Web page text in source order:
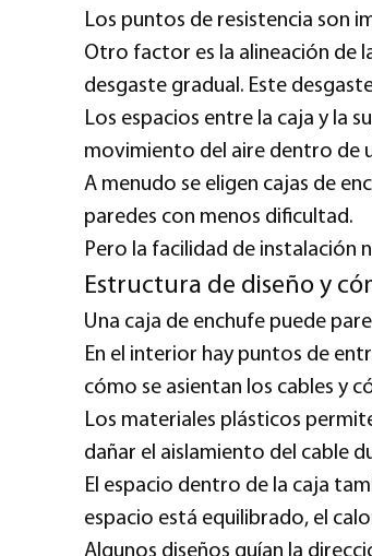
Los puntos de resistencia son
Otro factor es la alineación de
desgaste gradual. Este
Los espacios entre la caja y la
movimiento del aire dentro de
A menudo se eligen cajas de
paredes con menos dificultad.
Pero la facilidad de instalación
Estructura de diseño y
Una caja de enchufe puede
En el interior hay puntos de
cómo se asientan los cables y
Los materiales plásticos
dañar el aislamiento del cable
El espacio dentro de la caja
espacio está equilibrado, el
Algunos diseños guían la